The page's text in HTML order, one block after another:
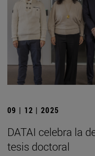
09 | 12 | 2025
DATAI celebra la
tesis doctoral